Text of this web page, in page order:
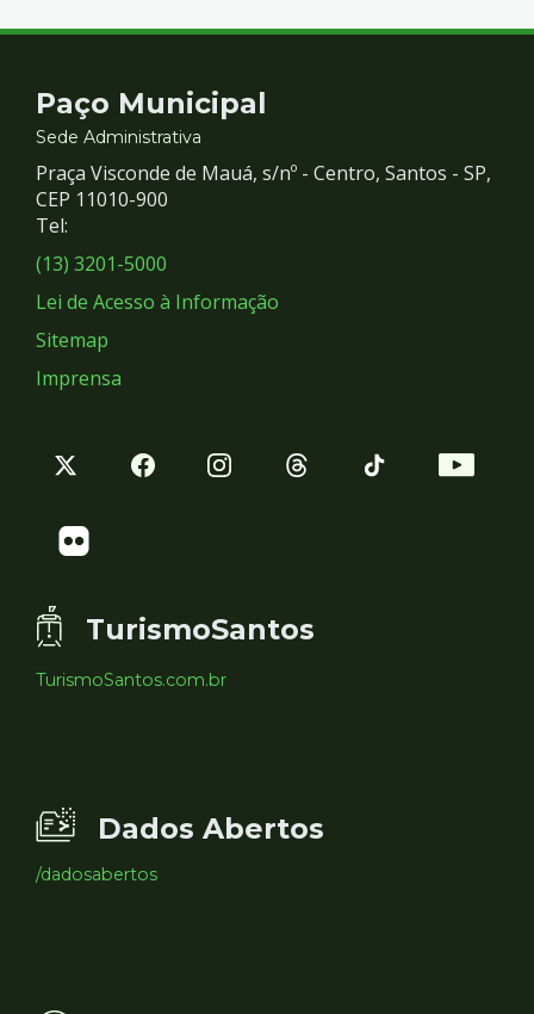
Contato
e
Redes
Sociais
Paço Municipal
Sede Administrativa
Praça Visconde de Mauá, s/nº - Centro, Santos - SP,
CEP 11010-900
Tel:
(13) 3201-5000
Lei de Acesso à Informação
Sitemap
Imprensa
TurismoSantos
TurismoSantos.com.br
Dados Abertos
/dadosabertos